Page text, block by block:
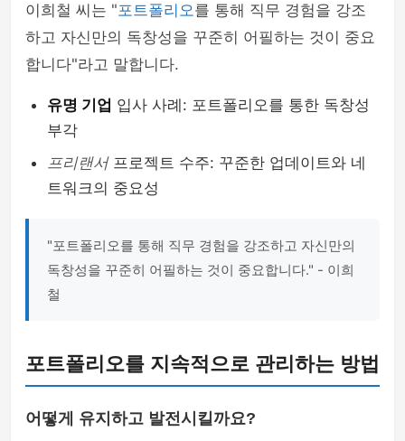
이희철 씨는 "포트폴리오를 통해 직무 경험을 강조
하고 자신만의 독창성을 꾸준히 어필하는 것이 중요
합니다"라고 말합니다.
유명 기업 입사 사례: 포트폴리오를 통한 독창성
부각
프리랜서프로젝트 수주: 꾸준한 업데이트와 네
트워크의 중요성
"포트폴리오를 통해 직무 경험을 강조하고 자신만의
독창성을 꾸준히 어필하는 것이 중요합니다." - 이희
철
포트폴리오를 지속적으로 관리하는 방법
어떻게 유지하고 발전시킬까요?